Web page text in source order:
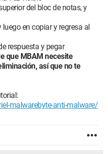
del bloc de notas, y
en copiar y regresa al
respuesta y pegar
que MBAM necesite
así que no te
malwarebyte-anti-malware/